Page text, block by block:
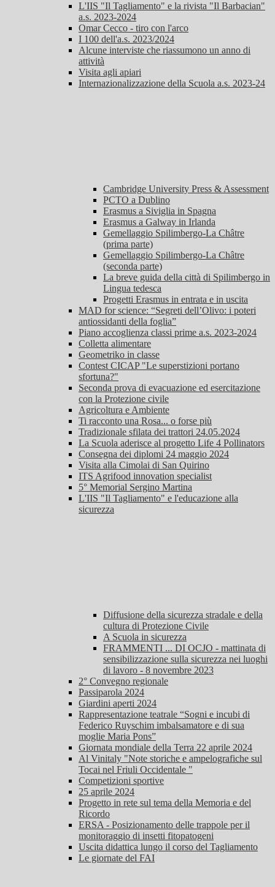
L'IIS "Il Tagliamento" e la rivista "Il Barbacian"
a.s. 2023-2024
Omar Cecco - tiro con l'arco
I 100 dell'a.s. 2023/2024
Alcune interviste che riassumono un anno di
attività
Visita agli apiari
Internazionalizzazione della Scuola a.s. 2023-24
Cambridge University Press & Assessment
PCTO a Dublino
Erasmus a Siviglia in Spagna
Erasmus a Galway in Irlanda
Gemellaggio Spilimbergo-La Châtre
(prima parte)
Gemellaggio Spilimbergo-La Châtre
(seconda parte)
La breve guida della città di Spilimbergo in
Lingua tedesca
Progetti Erasmus in entrata e in uscita
MAD for science: “Segreti dell’Olivo: i poteri
antiossidanti della foglia”
Piano accoglienza classi prime a.s. 2023-2024
Colletta alimentare
Geometriko in classe
Contest CICAP "Le superstizioni portano
sfortuna?"
Seconda prova di evacuazione ed esercitazione
con la Protezione civile
Agricoltura e Ambiente
Ti racconto una Rosa... o forse più
Tradizionale sfilata dei trattori 24.05.2024
La Scuola aderisce al progetto Life 4 Pollinators
Consegna dei diplomi 24 maggio 2024
Visita alla Cimolai di San Quirino
ITS Agrifood innovation specialist
5° Memorial Sergino Martina
L'IIS "Il Tagliamento" e l'educazione alla
sicurezza
Diffusione della sicurezza stradale e della
cultura di Protezione Civile
A Scuola in sicurezza
FRAMMENTI ... DI OCJO - mattinata di
sensibilizzazione sulla sicurezza nei luoghi
di lavoro - 8 novembre 2023
2° Convegno regionale
Passiparola 2024
Giardini aperti 2024
Rappresentazione teatrale “Sogni e incubi di
Federico Ruyschim imbalsamatore e di sua
moglie Maria Pons”
Giornata mondiale della Terra 22 aprile 2024
Al Vinitaly "Note storiche e ampelografiche sul
Tocai nel Friuli Occidentale "
Competizioni sportive
25 aprile 2024
Progetto in rete sul tema della Memoria e del
Ricordo
ERSA - Posizionamento delle trappole per il
monitoraggio di insetti fitopatogeni
Uscita didattica lungo il corso del Tagliamento
Le giornate del FAI